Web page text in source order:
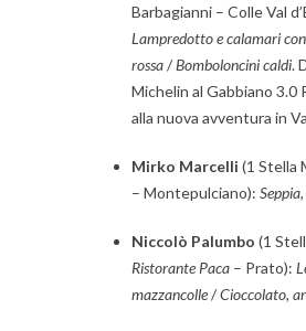
Barbagianni – Colle Val
Lampredotto e calamari
rossa/Bomboloncini caldi.
Michelin al Gabbiano 3.0
alla nuova avventura in
Mirko Marcelli (1 Stella
– Montepulciano):
Niccolò Palumbo (1
Ristorante Paca – Prato):
mazzancolle/Cioccolato,